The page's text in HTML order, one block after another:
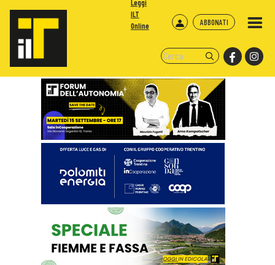
ABBONATI
Leggi
ILT
Online